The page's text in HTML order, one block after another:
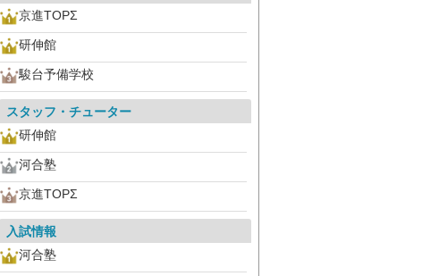
京進TOPΣ
研伸館
駿台予備学校
スタッフ・チューター
研伸館
河合塾
京進TOPΣ
入試情報
河合塾